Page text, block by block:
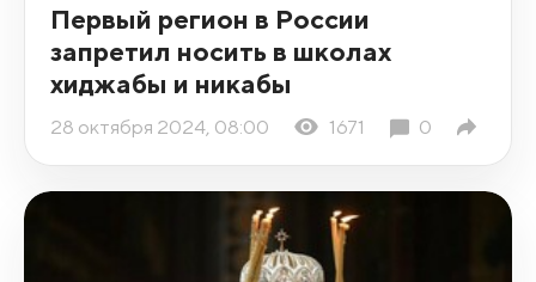
Первый регион в России
запретил носить в школах
хиджабы и никабы
28 октября 2024, 08:00 1671 0